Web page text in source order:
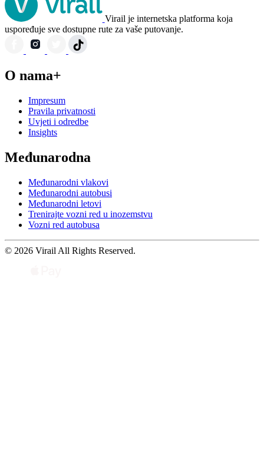
Virail je internetska platforma koja
uspoređuje sve dostupne rute za vaše putovanje.
O nama+
Impresum
Pravila privatnosti
Uvjeti i odredbe
Insights
Međunarodna
Međunarodni vlakovi
Međunarodni autobusi
Međunarodni letovi
Trenirajte vozni red u inozemstvu
Vozni red autobusa
© 2026 Virail All Rights Reserved.